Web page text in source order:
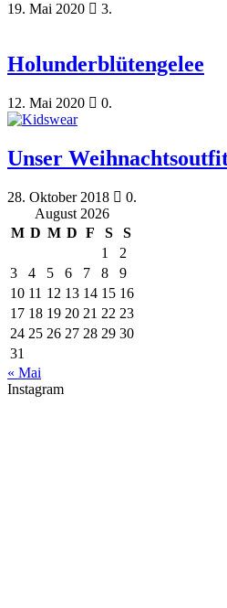
19. Mai 2020 3.
Holunderblütengelee
12. Mai 2020 0.
Unser
28. Oktober 2018
0.
August 2026
M D M D F S
S
1
2
3
4 5 6 7 8
9
10 11 12 13 14 15 16
17 18 19 20 21 22 23
24 25 26 27 28 29 30
31
« Mai
Instagram